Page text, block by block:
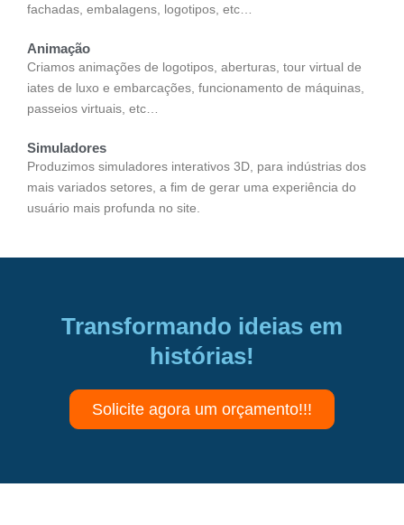
fachadas, embalagens, logotipos, etc…
Animação
Criamos animações de logotipos, aberturas, tour virtual de
iates de luxo e embarcações, funcionamento de máquinas,
passeios virtuais, etc…
Simuladores
Produzimos simuladores interativos 3D, para indústrias dos
mais variados setores, a fim de gerar uma experiência do
usuário mais profunda no site.
Transformando ideias em
histórias!
Solicite agora um orçamento!!!